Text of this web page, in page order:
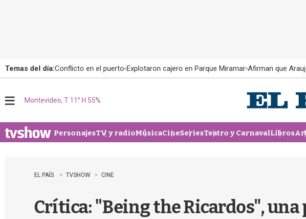
Temas del día:Conflicto en el puerto Explotaron cajero en Parque Miramar Afirman que
u
Montevideo, T 11° H 55%
PersonajesTV y radioMúsicaCineSeriesTeatro y CarnavalLibros
EL PAÍS TVSHOW CINE
Crítica: "Being the Ricardos",